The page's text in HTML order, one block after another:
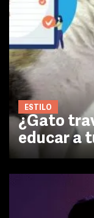
ESTILO
¿Gato
educar a